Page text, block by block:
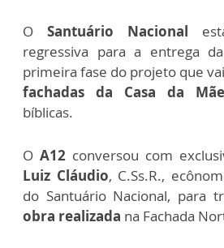
O Santuário Nacional
regressiva para a entrega da
primeira fase do projeto que vai
fachadas da Casa da Mãe
bíblicas.
O A12 conversou com
Luiz Cláudio, C.Ss.R.,
do Santuário Nacional, para
obra realizada na Fachada